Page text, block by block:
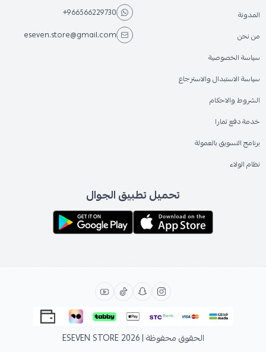
المدونة
من نحن
سياسة الخصوصية
سياسة الاستبدال والاسترجاع
الشروط والاحكام
خدمة دفع تمارا
برنامج التسويق بالعمولة
نظام الولاء
+966566229730
eseven.store@gmail.com
تحميل تطبيق الجوال
الحقوق محفوظة | 2026 ESEVEN STORE